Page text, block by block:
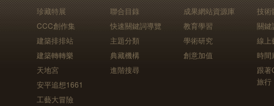
珍藏特展
CCC創作集
建築排排站
建築轉轉樂
天地宮
安平追想1661
工藝大冒險
聯合目錄
快速關鍵詞導覽
主題分類
典藏機構
進階搜尋
成果網站資源庫
教育學習
學術研究
創意加值
技術
關鍵
線上
時間
跟
旅行